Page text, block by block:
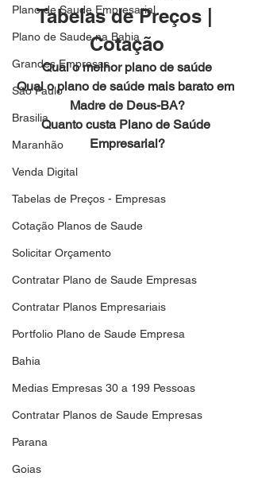
Plano de Saude Empresarial
Plano de Saude na Bahia
Grandes Empresas
São Paulo
Brasilia
Maranhão
Venda Digital
Tabelas de Preços - Empresas
Cotação Planos de Saude
Solicitar Orçamento
Contratar Plano de Saude Empresas
Contratar Planos Empresariais
Portfolio Plano de Saude Empresa
Bahia
Medias Empresas 30 a 199 Pessoas
Contratar Planos de Saude Empresas
Parana
Goias
Tabelas de Preços |
Cotação
Qual o melhor plano de saúde
Qual o plano de saúde mais barato em
Madre de Deus-BA?
Quanto custa Plano de Saúde
Empresarial?